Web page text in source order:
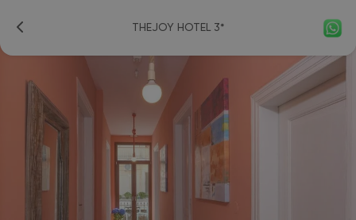
THEJOY HOTEL 3*